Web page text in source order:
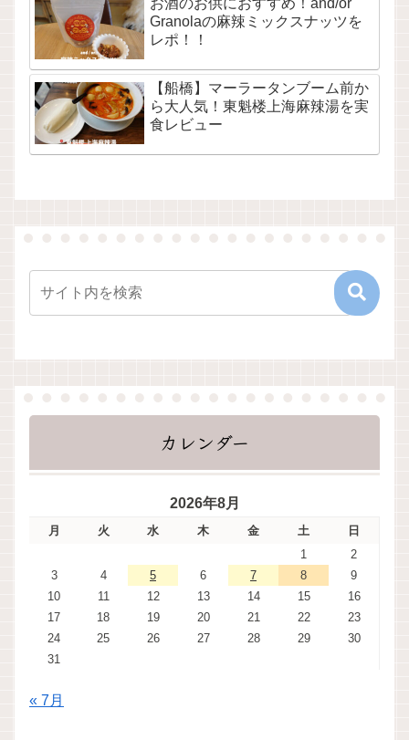
お酒のお供におすすめ！and/or
Granolaの麻辣ミックスナッツを
レポ！！
【船橋】マーラータンブーム前か
ら大人気！東魁楼上海麻辣湯を実
食レビュー
カレンダー
2026年8月
月 火 水 木 金 土
日
1
2
3
4 5 6 7 8
9
10
11 12 13 14 15
16
17
18 19 20 21 22
23
24
25 26 27 28 29
30
31
« 7月